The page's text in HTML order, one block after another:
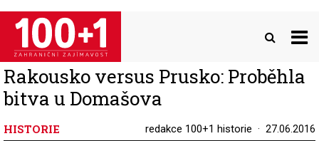
Přejít
hlavnímu
obsahu
Rakousko versus Prusko: Proběhla
bitva u Domašova
HISTORIE redakce 100+1 historie 27.06.2016